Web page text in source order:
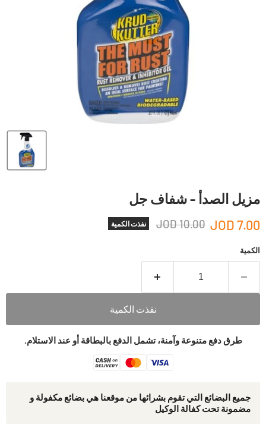
مزيل الصدأ - شفاف جل
10.00 JOD 7.00 JOD نفذت الكمية
الكمية
نفذت الكمية
طرق دفع متنوعة وآمنة، تشمل الدفع بالبطاقة أو عند الاستلام.
جمیع البضائع التي تقوم بشرائھا من موقعنا ھي بضائع مكفولة و
مضمونة تحت كفالة الوكيل